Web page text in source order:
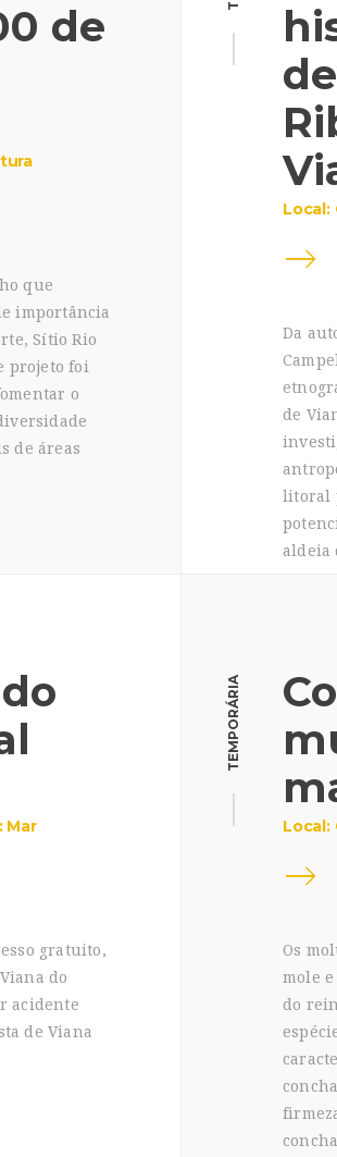
de
que
importância
Sítio Rio
projeto foi
o
de áreas
Local:
Da
de
litoral
aldeia
Mar
gratuito,
do
acidente
de Viana
TEMPORÁRIA
Local:
Os
mole
do